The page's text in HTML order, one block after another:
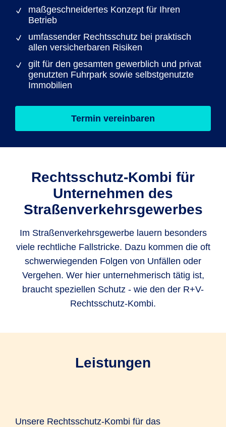
maßgeschneidertes Konzept für Ihren
Betrieb
umfassender Rechtsschutz bei praktisch
allen versicherbaren Risiken
gilt für den gesamten gewerblich und privat
genutzten Fuhrpark sowie selbstgenutzte
Immobilien
Termin vereinbaren
Rechts­schutz-Kombi für
Unternehmen des
Straßenverkehrs­gewerbes
Im Straßenverkehrsgewerbe lauern besonders
viele rechtliche Fallstricke. Dazu kommen die oft
schwerwiegenden Folgen von Unfällen oder
Vergehen. Wer hier unternehmerisch tätig ist,
braucht speziellen Schutz - wie den der R+V-
Rechtsschutz-Kombi.
Leistungen
Unsere Rechtsschutz-Kombi für das